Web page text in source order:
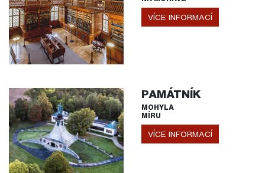
VÍCE INFORMACÍ
PAMÁTNÍK
MOHYLA
MÍRU
VÍCE INFORMACÍ